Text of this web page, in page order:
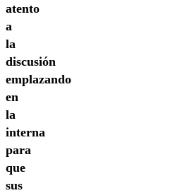
atento
a
la
discusión
emplazando
en
la
interna
para
que
sus